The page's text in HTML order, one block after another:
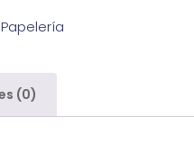
Papelería
(0)